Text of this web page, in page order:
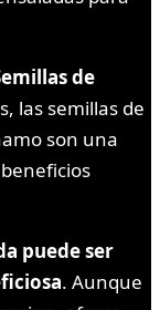
de
las semillas de
son una
puede ser
. Aunque